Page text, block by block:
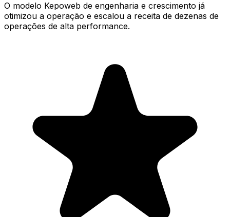
O modelo Kepoweb de engenharia e crescimento já
otimizou a operação e escalou a receita de dezenas de
operações de alta performance.